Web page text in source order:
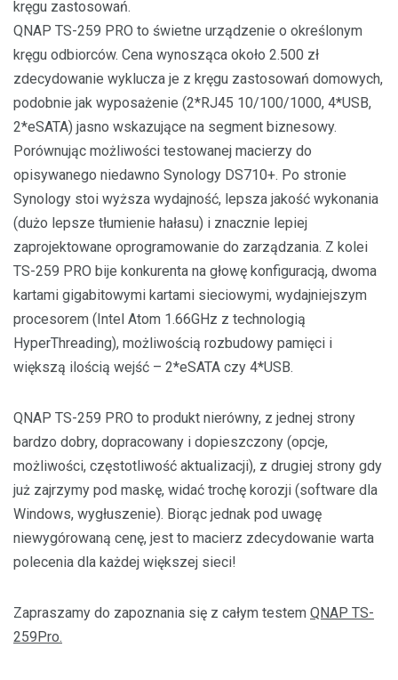
kręgu zastosowań.
QNAP TS-259 PRO to świetne urządzenie o określonym
kręgu odbiorców. Cena wynosząca około 2.500 zł
zdecydowanie wyklucza je z kręgu zastosowań domowych,
podobnie jak wyposażenie (2*RJ45 10/100/1000, 4*USB,
2*eSATA) jasno wskazujące na segment biznesowy.
Porównując możliwości testowanej macierzy do
opisywanego niedawno Synology DS710+. Po stronie
Synology stoi wyższa wydajność, lepsza jakość wykonania
(dużo lepsze tłumienie hałasu) i znacznie lepiej
zaprojektowane oprogramowanie do zarządzania. Z kolei
TS-259 PRO bije konkurenta na głowę konfiguracją, dwoma
kartami gigabitowymi kartami sieciowymi, wydajniejszym
procesorem (Intel Atom 1.66GHz z technologią
HyperThreading), możliwością rozbudowy pamięci i
większą ilością wejść – 2*eSATA czy 4*USB.
QNAP TS-259 PRO to produkt nierówny, z jednej strony
bardzo dobry, dopracowany i dopieszczony (opcje,
możliwości, częstotliwość aktualizacji), z drugiej strony gdy
już zajrzymy pod maskę, widać trochę korozji (software dla
Windows, wygłuszenie). Biorąc jednak pod uwagę
niewygórowaną cenę, jest to macierz zdecydowanie warta
polecenia dla każdej większej sieci!
Zapraszamy do zapoznania się z całym testem QNAP TS-
259Pro.